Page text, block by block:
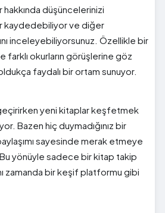
düşüncelerinizi
kaydedebiliyor ve diğer
inceleyebiliyorsunuz. Özellikle bir
farklı okurların görüşlerine göz
faydalı bir ortam sunuyor.
yeni kitaplar keşfetmek
Bazen hiç duymadığınız bir
sayesinde merak etmeye
yönüyle sadece bir kitap takip
zamanda bir keşif platformu gibi